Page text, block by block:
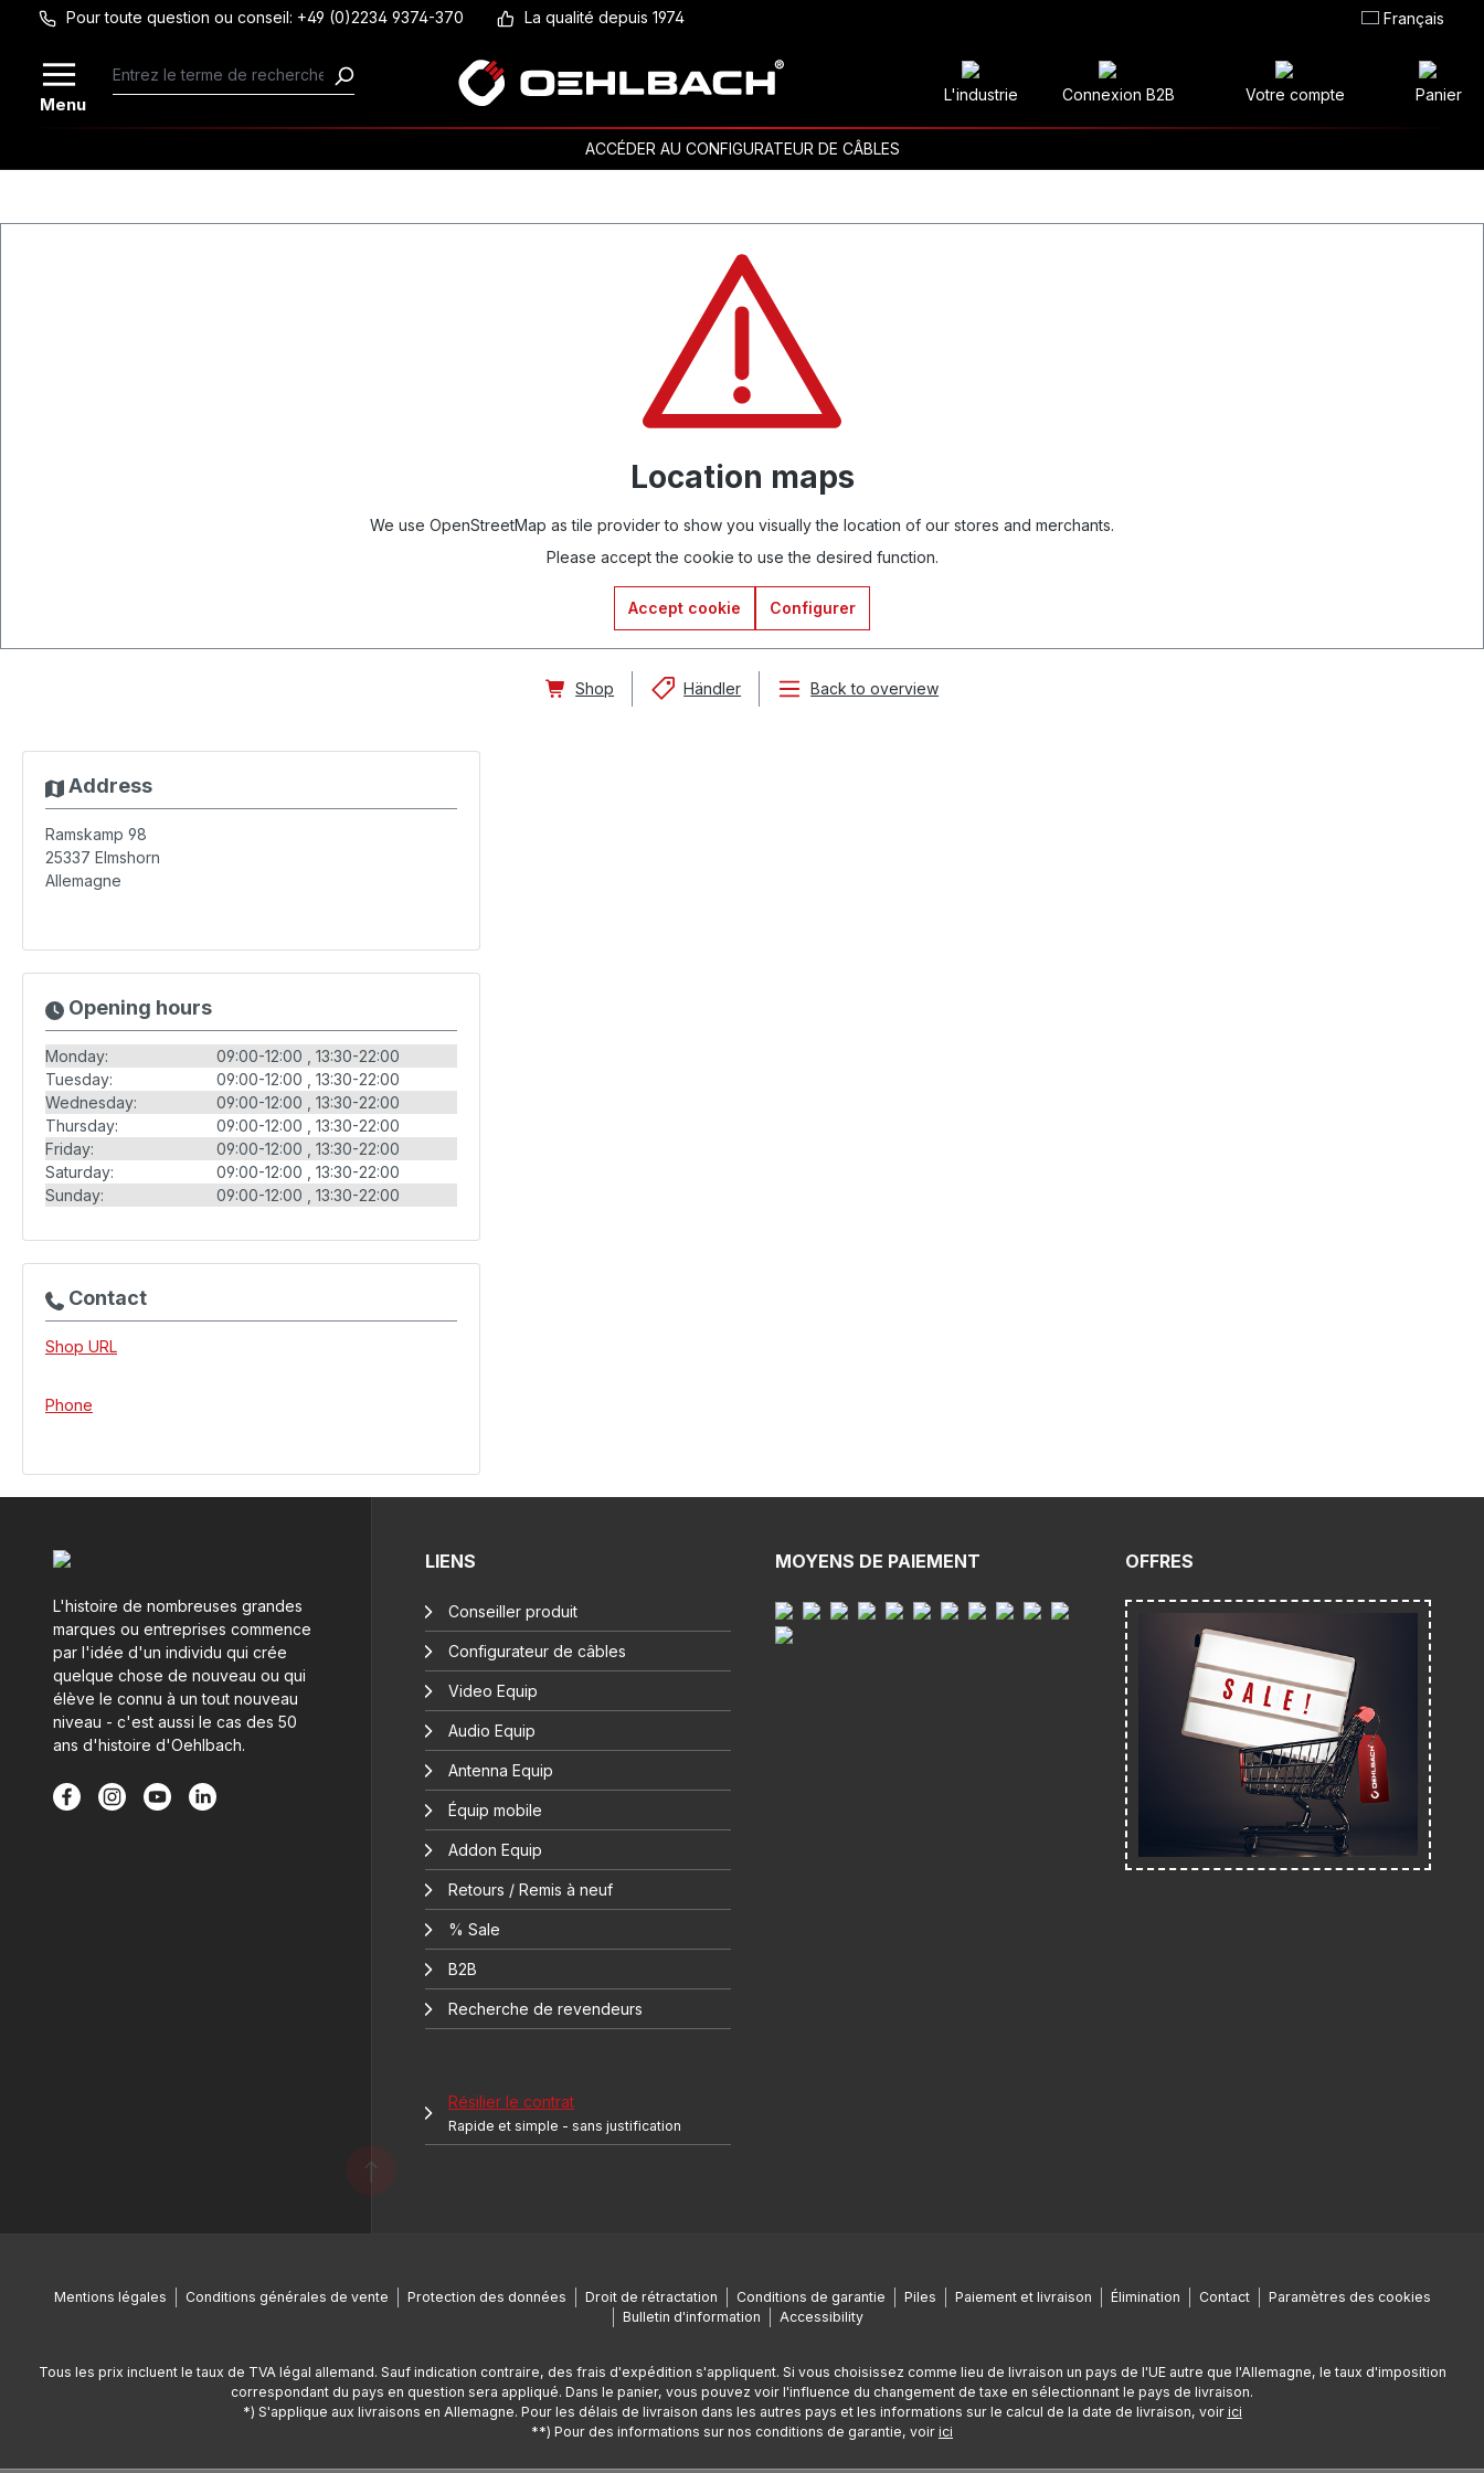
Passer au contenu principal
Pour toute question ou conseil: +49 (0)2234 9374-370 La qualité depuis 1974 Français
Menu L'industrie Connexion B2B Votre compte Panier
ACCÉDER AU CONFIGURATEUR DE CÂBLES
Location maps
We use OpenStreetMap as tile provider to show you visually the location of our stores and merchants.
Please accept the cookie to use the desired function.
Accept cookie Configurer
Shop Händler Back to overview
Address
Ramskamp 98
25337 Elmshorn
Allemagne
Opening hours
Monday: 09:00-12:00
13:30-22:00
Tuesday:
09:00-12:00
13:30-22:00
Wednesday:
09:00-12:00
13:30-22:00
Thursday:
09:00-12:00
13:30-22:00
Friday:
09:00-12:00
13:30-22:00
Saturday:
09:00-12:00
13:30-22:00
Sunday:
09:00-12:00 13:30-22:00
Contact
Shop URL
Phone
L'histoire de nombreuses grandes
marques ou entreprises commence
par l'idée d'un individu qui crée
quelque chose de nouveau ou qui
élève le connu à un tout nouveau
niveau - c'est aussi le cas des 50
ans d'histoire d'Oehlbach.
LIENS
Conseiller produit
Configurateur de câbles
Video Equip
Audio Equip
Antenna Equip
Équip mobile
Addon Equip
Retours / Remis à neuf
% Sale
B2B
Recherche de revendeurs
Résilier le contrat
Rapide et simple - sans justification
MOYENS DE PAIEMENT OFFRES
Mentions légales Conditions générales de vente Protection des données Droit de rétractation Conditions de garantie Piles Paiement et livraison Élimination Contact
Paramètres des cookies
Bulletin d'information
Accessibility
Tous les prix incluent le taux de TVA légal allemand. Sauf indication contraire, des frais d'expédition s'appliquent. Si vous choisissez comme lieu de livraison un pays de l'UE autre que l'Allemagne, le taux d'imposition
correspondant du pays en question sera appliqué. Dans le panier, vous pouvez voir l'influence du changement de taxe en sélectionnant le pays de livraison.
*) S'applique aux livraisons en Allemagne. Pour les délais de livraison dans les autres pays et les informations sur le calcul de la date de livraison, voir ici
**) Pour des informations sur nos conditions de garantie, voir ici